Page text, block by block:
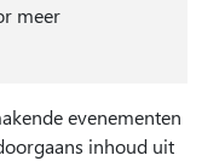
meer
evenementen
inhoud uit